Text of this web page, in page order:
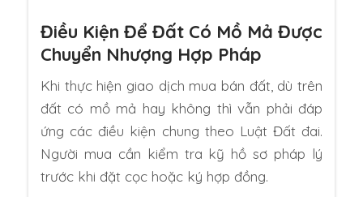
Điều Kiện Để Đất Có Mồ Mả Được
Chuyển Nhượng Hợp Pháp
Khi thực hiện giao dịch mua bán đất, dù trên
đất có mồ mả hay không thì vẫn phải đáp
ứng các điều kiện chung theo Luật Đất đai.
Người mua cần kiểm tra kỹ hồ sơ pháp lý
trước khi đặt cọc hoặc ký hợp đồng.